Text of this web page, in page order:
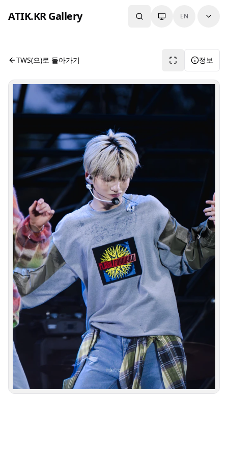
ATIK.KR Gallery EN
#JIHOON #Asia Top Artist Festival
사진 뷰어입니다. 버튼으로 전체화면, 공유, 정보 보기를 사용
TWS(으)로 돌아가기 정보
사진 탐색 가능